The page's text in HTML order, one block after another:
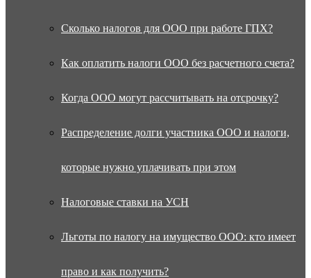
Сколько налогов для ООО при работе ГПХ?
Как оплатить налоги ООО без расчетного счета?
Когда ООО могут рассчитывать на отсрочку?
Распределение долги участника ООО и налоги,
которые нужно уплачивать при этом
Налоговые ставки на УСН
Льготы по налогу на имущество ООО: кто имеет
право и как получить?